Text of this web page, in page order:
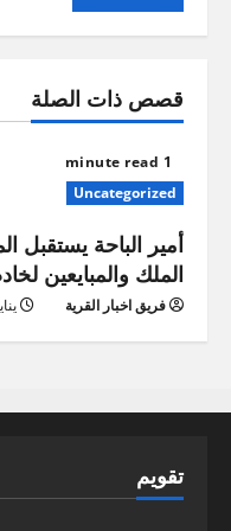
قصص ذات الصلة
1 minute read
Uncategorized
أمير الباحة يستقبل
الملك والمبايعين
فريق اخبار القرية يناير
تقويم